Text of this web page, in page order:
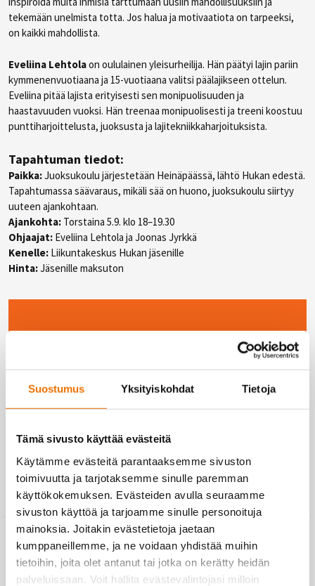
Suostumus Yksityiskohdat Tietoja
Tämä sivusto käyttää evästeitä
Käytämme evästeitä parantaaksemme sivuston
toimivuutta ja tarjotaksemme sinulle paremman
käyttökokemuksen. Evästeiden avulla seuraamme
sivuston käyttöä ja tarjoamme sinulle personoituja
mainoksia. Joitakin evästetietoja jaetaan
kumppaneillemme, ja ne voidaan yhdistää muihin
tietoihin, joita olet antanut tai jotka on kerätty heidän
palveluissaan. Voit hallita evästevalintojasi milloin
tekemään unelmista totta. Jos halua ja motivaatiota on tarpeeksi,
on kaikki mahdollista.
Eveliina Lehtolaon oululainen yleisurheilija. Hän päätyi lajin pariin
kymmenenvuotiaana ja 15-vuotiaana valitsi päälajikseen ottelun.
Eveliina pitää lajista erityisesti sen monipuolisuuden ja
haastavuuden vuoksi. Hän treenaa monipuolisesti ja treeni koostuu
punttiharjoittelusta, juoksusta ja lajitekniikkaharjoituksista.
Tapahtuman tiedot:
Paikka:Juoksukoulu järjestetään Heinäpäässä, lähtö Hukan edestä.
Tapahtumassa säävaraus, mikäli sää on huono, juoksukoulu siirtyy
uuteen ajankohtaan.
Ajankohta: Torstaina 5.9. klo 18–19.30
Ohjaajat: Eveliina Lehtola ja Joonas Jyrkkä
Kenelle: Liikuntakeskus Hukan jäsenille
Hinta:Jäsenille maksuton
Ilmoittaudu mukaan
4.9. mennessä!
←TAKAISIN